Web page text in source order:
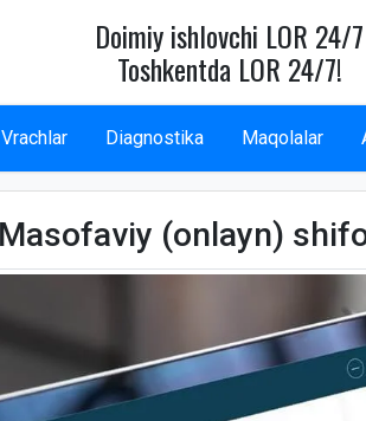
Doimiy ishlovchi LOR 24/7
Toshkentda LOR 24/7!
Vrachlar Diagnostika Maqolalar
Masofaviy (onlayn)